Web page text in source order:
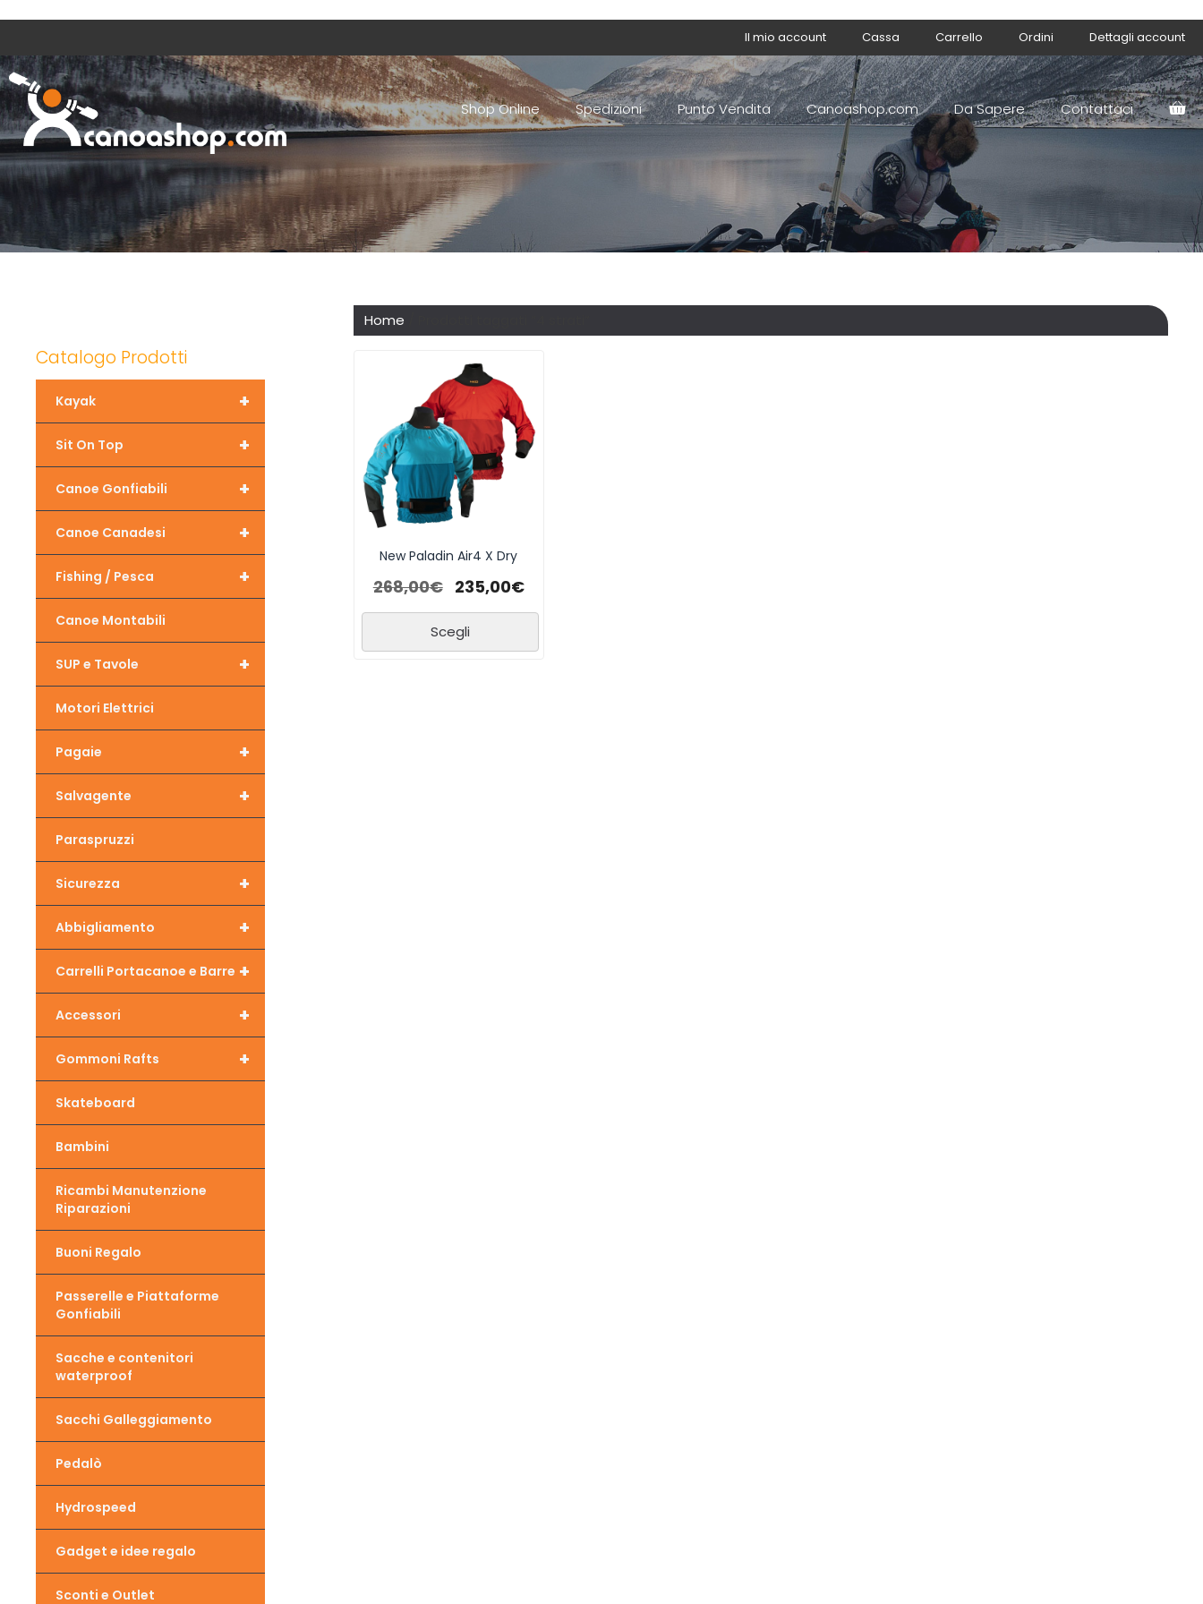
Il mio account Cassa Carrello Ordini Dettagli account
Shop Online Spedizioni Punto Vendita Canoashop.com Da Sapere Contattaci
Home
New Paladin Air4 X Dry
268,00€ 235,00€
Scegli
Catalogo Prodotti
+
Kayak
+
Sit On Top
+
Canoe Gonfiabili
+
Canoe Canadesi
+
Fishing / Pesca
Canoe Montabili
+
SUP e Tavole
Motori Elettrici
+
Pagaie
+
Salvagente
Paraspruzzi
+
Sicurezza
+
Abbigliamento
+
Carrelli Portacanoe e Barre
+
Accessori
+
Gommoni Rafts
Skateboard
Bambini
Ricambi Manutenzione
Riparazioni
Buoni Regalo
Passerelle e Piattaforme
Gonfiabili
Sacche e contenitori
waterproof
Sacchi Galleggiamento
Pedalò
Hydrospeed
Gadget e idee regalo
Sconti e Outlet